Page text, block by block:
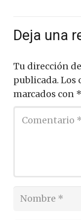
Deja una
Tu dirección
publicada. Los
marcados con *